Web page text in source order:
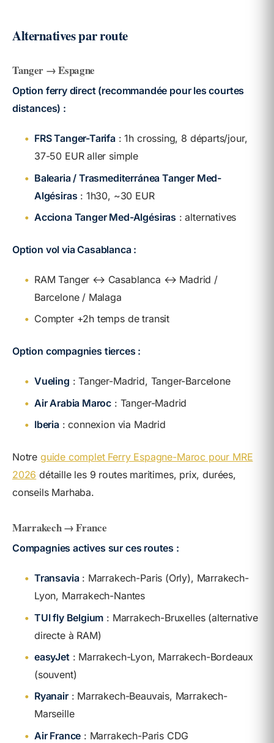
Alternatives par route
Tanger → Espagne
Option ferry direct (recommandée pour les courtes
distances) :
• FRS Tanger-Tarifa: 1h crossing, 8 départs/jour,
37-50 EUR aller simple
• Balearia / Trasmediterránea Tanger Med-
Algésiras: 1h30, ~30 EUR
• Acciona Tanger Med-Algésiras: alternatives
Option vol via Casablanca :
• RAM Tanger ↔ Casablanca ↔ Madrid /
Barcelone / Malaga
• Compter +2h temps de transit
Option compagnies tierces :
• Vueling : Tanger-Madrid, Tanger-Barcelone
• Air Arabia Maroc : Tanger-Madrid
• Iberia: connexion via Madrid
Notre guide complet Ferry Espagne-Maroc pour MRE
2026 détaille les 9 routes maritimes, prix, durées,
conseils Marhaba.
Marrakech → France
Compagnies actives sur ces routes :
• Transavia: Marrakech-Paris (Orly), Marrakech-
Lyon, Marrakech-Nantes
• TUI fly Belgium : Marrakech-Bruxelles (alternative
directe à RAM)
• easyJet: Marrakech-Lyon, Marrakech-Bordeaux
(souvent)
• Ryanair: Marrakech-Beauvais, Marrakech-
Marseille
• Air France : Marrakech-Paris CDG